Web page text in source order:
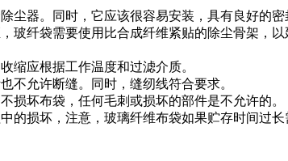
尘器。同时，它应该很容易安装，具有良好的
玻纤袋需要使用比合成纤维紧贴的除尘骨架，
缩应根据工作温度和过滤介质。
不允许断缝。同时，缝纫线符合要求。
损坏布袋，任何毛刺或损坏的部件是不允许的。
的损坏，注意，玻璃纤维布袋如果贮存时间过长